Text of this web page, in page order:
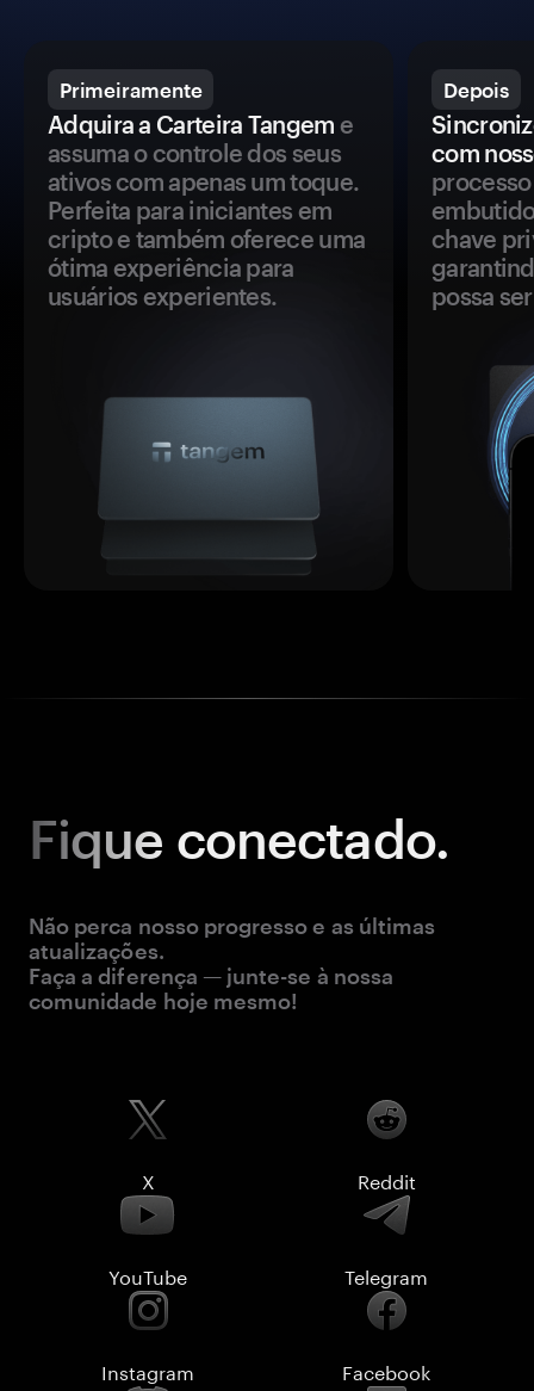
Primeiramente
Adquira a Carteira Tangem e
assuma o controle dos seus
ativos com apenas um toque.
Perfeita para iniciantes em
cripto e também oferece uma
ótima experiência para
usuários experientes.
Depois
com
chave
possa
Fique conectado.
Não perca nosso progresso e as últimas
atualizações.
Faça a diferença — junte-se à nossa
comunidade hoje mesmo!
X Reddit
YouTube Telegram
Instagram Facebook